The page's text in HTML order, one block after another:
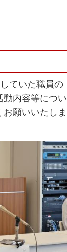
ていた職員の
動内容等につい
願いいたしま